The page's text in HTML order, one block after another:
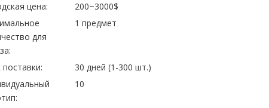
цена:
200~3000$
для
1 предмет
поставки:
30 дней (1-300 шт.)
10